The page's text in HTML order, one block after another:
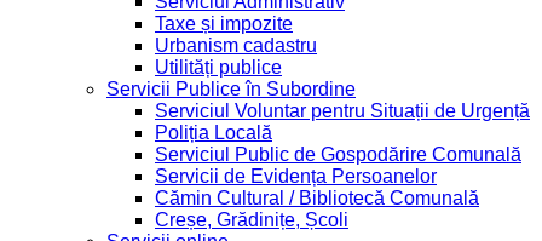
Taxe și impozite
Urbanism cadastru
Utilități publice
Servicii Publice în Subordine
Serviciul Voluntar pentru Situații de Urgență
Poliția Locală
Serviciul Public de Gospodărire Comunală
Servicii de Evidența Persoanelor
Cămin Cultural / Bibliotecă Comunală
Creșe, Grădinițe, Școli